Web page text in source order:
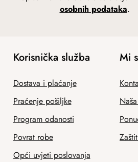
osobnih podataka.
Korisnička služba
Dostava i plaćanje
Praćenje pošiljke
Program odanosti
Povrat robe
Opći uvjeti poslovanja
Mi